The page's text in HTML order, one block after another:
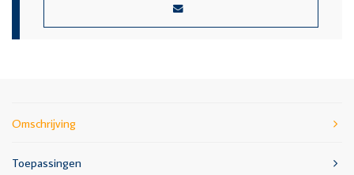
Omschrijving
Toepassingen